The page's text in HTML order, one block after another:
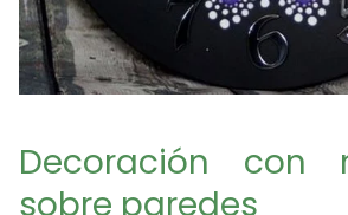
Decoración con
sobre paredes